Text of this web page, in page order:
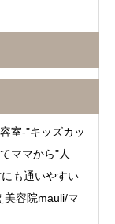
室-"キッズカッ
ママから"人
も通いやすい
美容院mauli/マ